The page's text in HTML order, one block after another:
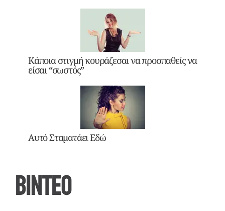
Κάποια στιγμή κουράζεσαι να προσπαθείς να
είσαι “σωστός”
Αυτό Σταματάει Εδώ
ΒΙΝΤΕΟ